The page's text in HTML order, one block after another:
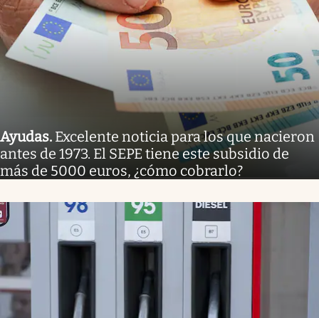
Ayudas. Excelente noticia para los que nacieron
antes de 1973. El SEPE tiene este subsidio de
más de 5000 euros, ¿cómo cobrarlo?